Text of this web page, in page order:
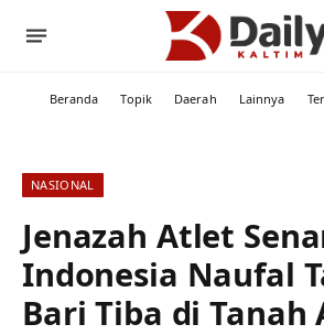
Beranda Topik Daerah Lainnya
NASIONAL
Jenazah Atlet
Indonesia Naufal
Bari Tiba di Tanah